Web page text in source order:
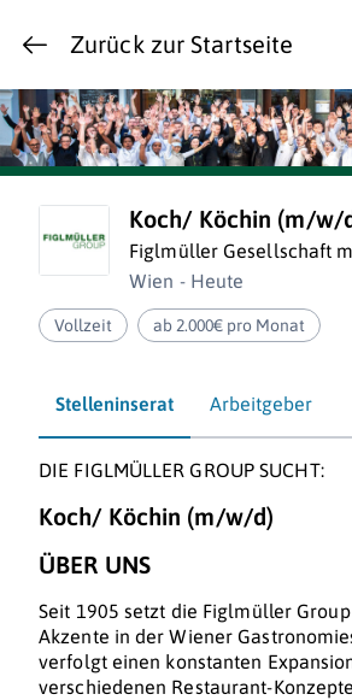
Zurück zur Startseite
Koch/ Köchin (m/w/
Figlmüller Gesellschaft
Wien - Heute
Vollzeit ab 2.000€ pro Monat
Stelleninserat Arbeitgeber
DIE FIGLMÜLLER GROUP SUCHT:
Koch/ Köchin (m/w/d)
ÜBER UNS
Seit 1905 setzt die Figlmüller
Akzente in der Wiener
verfolgt einen konstanten
verschiedenen Restaurant-